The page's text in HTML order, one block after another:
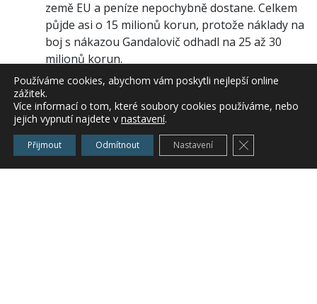
země EU a peníze nepochybně dostane. Celkem
půjde asi o 15 milionů korun, protože náklady na
boj s nákazou Gandalovič odhadl na 25 až 30
milionů korun.
Další pomoc však Češi od unie zřejmě žádat
nebudou. Podle ministra zemědělství by se tak
stalo jen v případě, že by některá z evropských
zemí uzavřela svůj trh pro české drůbeží maso.
To se zatím nestalo. Z rozhodnutí komise je
zatím zakázán vývoz nezpracovaného drůbežího
Používáme cookies, abychom vám poskytli nejlepší online
zážitek.
Více informací o tom, které soubory cookies používáme, nebo
jejich vypnutí najdete v nastavení.
Přijmout Odmítnout Nastavení Zavřít cookie